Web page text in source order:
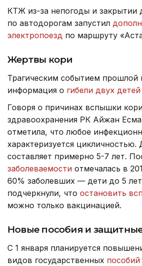
КТЖ из-за непогоды и закрытии
по автодорогам запустил
электропоезд по маршруту
Жертвы кори
Трагическим событием прошлой
информация о гибели двух
Говоря о причинах вспышки
здравоохранения РК Айжан
отметила, что любое
характеризуется цикличностью.
составляет примерно 5-7 лет.
заболеваемости отмечалась в
60% заболевших — дети до 5
подчеркнули, что остановить
можно только вакцинацией.
Новые пособия и
С 1 января планируется
видов государственных пособий